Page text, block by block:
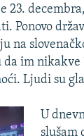
23.
Ponovo
na
im nikakve
Ljudi su
U
slušam